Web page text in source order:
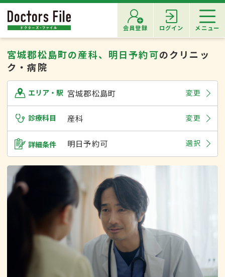
会員登録 ログイン メニュー
宮城郡松島町の産科、明日予約可のクリニッ
ク・病院
エリア・駅 宮城郡松島町 変更
診療科目 産科 変更
詳細条件 明日予約可 選択